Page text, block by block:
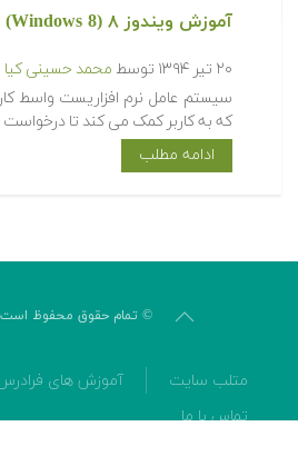
آموزش ویندوز ۸ (Windows 8)
۲۰ تیر ۱۳۹۴ توسط محمد حسینی کیا
سیستم عامل نرم افزاریست واسط
که به کاربر کمک می کند تا
ادامه مطلب
© تمام حقوق محفوظ
متلب سایت آموزش های
تماس با ما